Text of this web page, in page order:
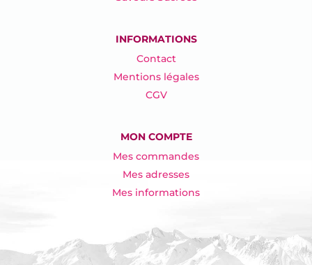
INFORMATIONS
Contact
Mentions légales
CGV
MON COMPTE
Mes commandes
Mes adresses
Mes informations